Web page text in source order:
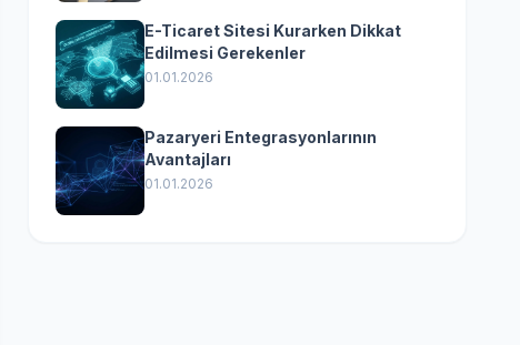
E-Ticaret Sitesi Kurarken Dikkat
Edilmesi Gerekenler
01.01.2026
Pazaryeri Entegrasyonlarının
Avantajları
01.01.2026